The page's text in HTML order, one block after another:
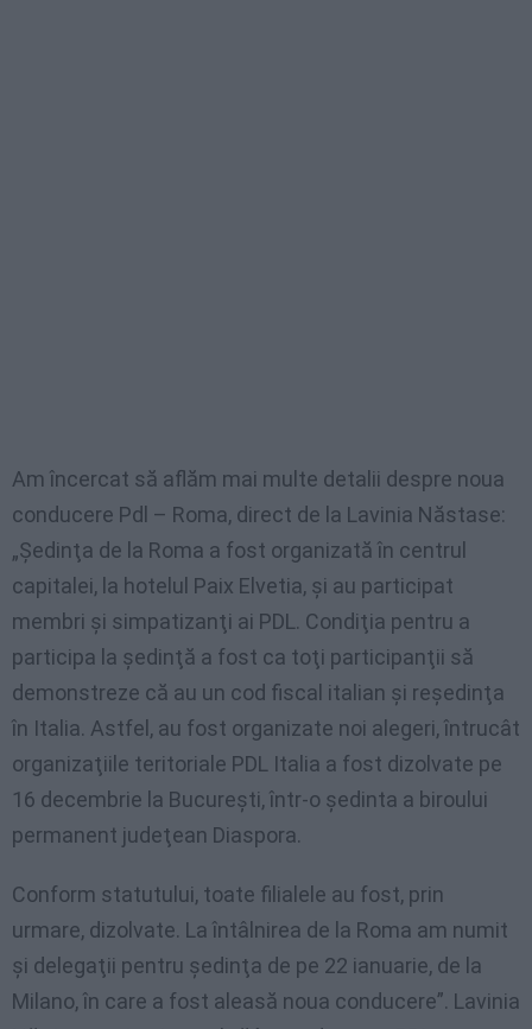
Am încercat să aflăm mai multe detalii despre noua
conducere Pdl – Roma, direct de la Lavinia Năstase:
„Şedinţa de la Roma a fost organizată în centrul
capitalei, la hotelul Paix Elvetia, şi au participat
membri şi simpatizanţi ai PDL. Condiţia pentru a
participa la şedinţă a fost ca toţi participanţii să
demonstreze că au un cod fiscal italian şi reşedinţa
în Italia. Astfel, au fost organizate noi alegeri, întrucât
organizaţiile teritoriale PDL Italia a fost dizolvate pe
16 decembrie la Bucureşti, într-o şedinta a biroului
permanent judeţean Diaspora.
Conform statutului, toate filialele au fost, prin
urmare, dizolvate. La întâlnirea de la Roma am numit
şi delegaţii pentru şedinţa de pe 22 ianuarie, de la
Milano, în care a fost aleasă noua conducere”. Lavinia